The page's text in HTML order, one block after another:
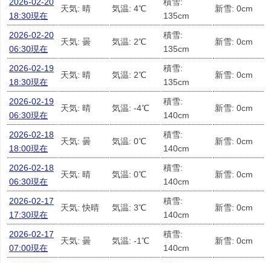
18:30現在
天気: 晴 気温: 4℃
135cm
新雪: 0cm
2026-02-20
06:30現在
天気: 曇 気温: 2℃
積雪:
135cm
新雪: 0cm
2026-02-19
18:30現在
天気: 晴 気温: 2℃
積雪:
135cm
新雪: 0cm
2026-02-19
06:30現在
天気: 晴 気温: -4℃
積雪:
140cm
新雪: 0cm
2026-02-18
18:00現在
天気: 曇 気温: 0℃
積雪:
140cm
新雪: 0cm
2026-02-18
06:30現在
天気: 晴 気温: 0℃
積雪:
140cm
新雪: 0cm
2026-02-17
17:30現在
天気: 快晴 気温: 3℃
積雪:
140cm
新雪: 0cm
2026-02-17
07:00現在
天気: 曇 気温: -1℃
積雪:
140cm
新雪: 0cm